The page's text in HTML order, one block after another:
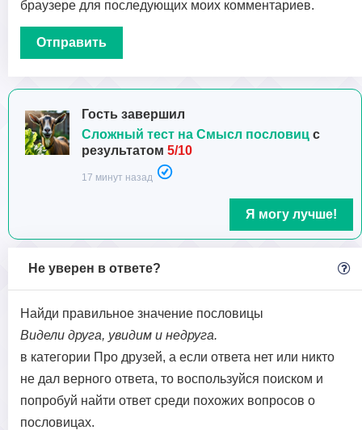
браузере для последующих моих комментариев.
Гость завершил
Сложный тест на Смысл пословиц с
результатом 5/10
17 минут назад
Я могу лучше!
Не уверен в ответе?
Найди правильное значение пословицы
Видели друга, увидим и недруга.
в категории Про друзей, а если ответа нет или никто
не дал верного ответа, то воспользуйся поиском и
попробуй найти ответ среди похожих вопросов о
пословицах.